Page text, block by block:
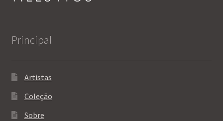
Principal
Artistas
Coleção
Sobre